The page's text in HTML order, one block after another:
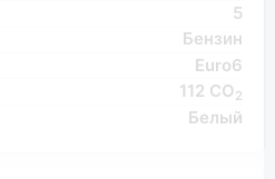
5
Бензин
Euro6
112 CO2
Белый